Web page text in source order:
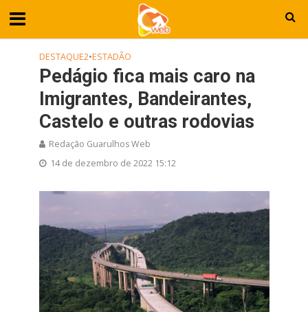
DESTAQUE2•ESTADÃO
Pedágio fica mais caro na
Imigrantes, Bandeirantes,
Castelo e outras rodovias
Redação Guarulhos Web
14 de dezembro de 2022 15:12